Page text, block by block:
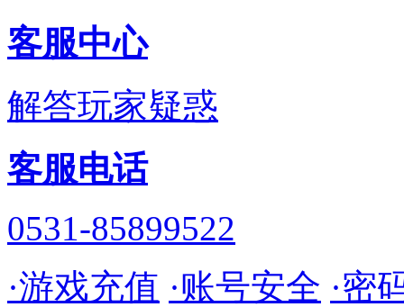
客服中心
解答玩家疑惑
客服电话
0531-85899522
·游戏充值 ·账号安全 ·密